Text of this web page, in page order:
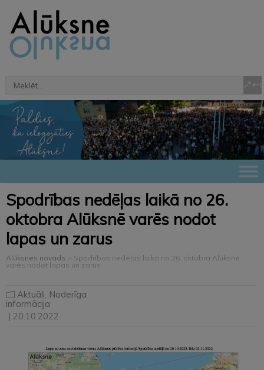
Spodrības nedēļas laikā no 26.
oktobra Alūksnē varēs nodot
lapas un zarus
Alūksnes novads > Spodrības nedēļas laikā no 26. oktobra Alūksnē
varēs nodot lapas un zarus
Aktuāli Noderīga
informācija
| 20.10.2022